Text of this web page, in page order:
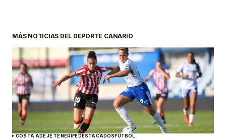
MÁS NOTICIAS DEL DEPORTE CANARIO
COSTA ADEJE TENERIFEDESTACADOSFÚTBOL